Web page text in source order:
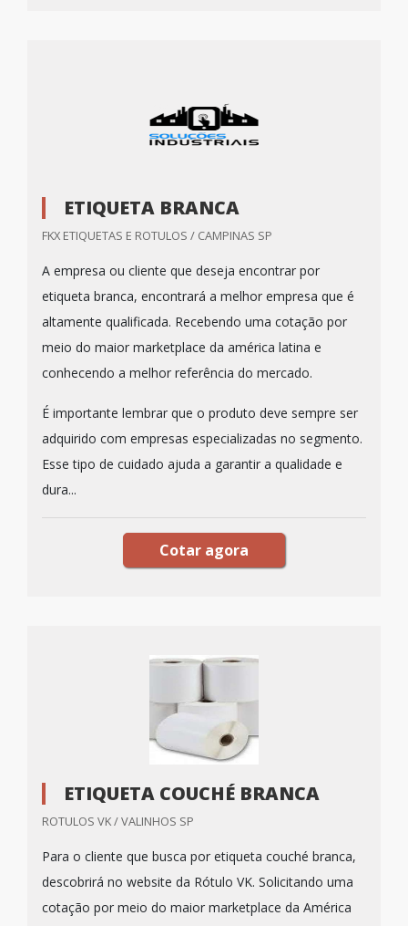
ETIQUETA BRANCA
FKX ETIQUETAS E ROTULOS / CAMPINAS SP
A empresa ou cliente que deseja encontrar por
etiqueta branca, encontrará a melhor empresa que é
altamente qualificada. Recebendo uma cotação por
meio do maior marketplace da américa latina e
conhecendo a melhor referência do mercado.
É importante lembrar que o produto deve sempre ser
adquirido com empresas especializadas no segmento.
Esse tipo de cuidado ajuda a garantir a qualidade e
dura...
Cotar agora
ETIQUETA COUCHÉ BRANCA
ROTULOS VK / VALINHOS SP
Para o cliente que busca por etiqueta couché branca,
descobrirá no website da Rótulo VK. Solicitando uma
cotação por meio do maior marketplace da América